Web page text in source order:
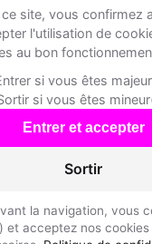
site, vous confirmez
l'utilisation de
au bon
si vous êtes
si vous êtes
Entrer et accepter
Sortir
la navigation, vous
et acceptez nos
Speed Dating à